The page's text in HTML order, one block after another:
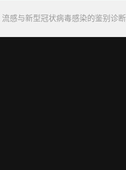
流感与新型冠状病毒感染的鉴别诊